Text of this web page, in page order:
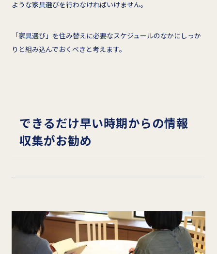
ような家具選びを行わなければいけません。
「家具選び」を住み替えに必要なスケジュールのなかにしっか
りと組み込んでおくべきと考えます。
できるだけ早い時期からの情報
収集がお勧め